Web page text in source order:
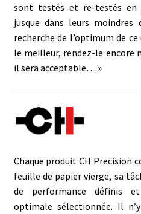
sont testés et re-testés en
jusque dans leurs
recherche de l’optimum de
le meilleur, rendez-le encore
il sera acceptable… »
Chaque produit CH Precision
feuille de papier vierge, sa
de performance définis
optimale sélectionnée. Il